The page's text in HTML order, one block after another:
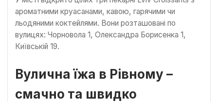
ароматними круасанами, кавою, гарячими чи
льодяними коктейлями. Вони розташовані по
вулицях: Чорновола 1, Олександра Борисенка 1,
Київській 19.
Вулична їжа в Рівному –
смачно та швидко